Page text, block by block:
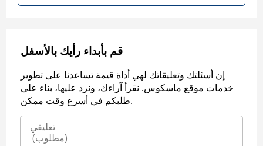
قم بأبداء رأيك بالأسفل
إن أسئلتك وتعليقاتك لهي أداة قيمة تساعدنا على تطوير
خدمات موقع ماسكوس. نقرأ آراءك، ونرد عليها، بناء على
طلبكم في أسرع وقت ممكن.